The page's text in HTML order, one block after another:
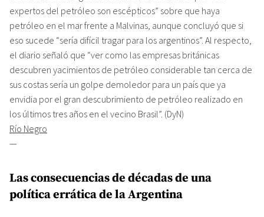
expertos del petróleo son escépticos” sobre que haya
petróleo en el mar frente a Malvinas, aunque concluyó que si
eso sucede “sería difícil tragar para los argentinos”. Al respecto,
el diario señaló que “ver como las empresas británicas
descubren yacimientos de petróleo considerable tan cerca de
sus costas sería un golpe demoledor para un país que ya
envidia por el gran descubrimiento de petróleo realizado en
los últimos tres años en el vecino Brasil”. (DyN)
Río Negro
—
Las consecuencias de décadas de una
política errática de la Argentina